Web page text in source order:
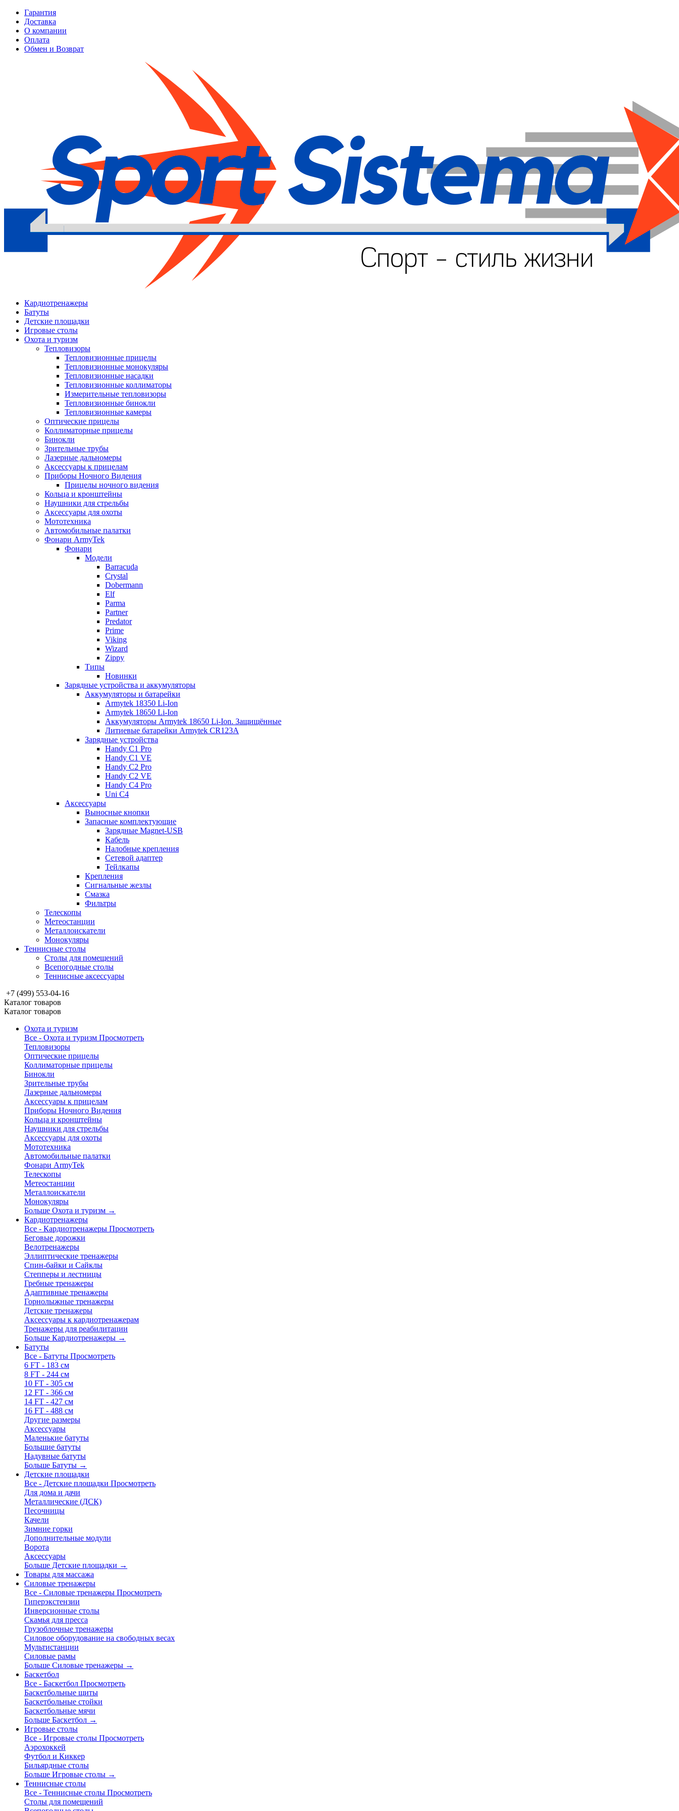
Гарантия
Доставка
О компании
Оплата
Обмен и Возврат
Кардиотренажеры
Батуты
Детские площадки
Игровые столы
Охота и туризм
Тепловизоры
Тепловизионные прицелы
Тепловизионные монокуляры
Тепловизионные насадки
Тепловизионные коллиматоры
Измерительные тепловизоры
Тепловизионные бинокли
Тепловизионные камеры
Оптические прицелы
Коллиматорные прицелы
Бинокли
Зрительные трубы
Лазерные дальномеры
Аксессуары к прицелам
Приборы Ночного Видения
Прицелы ночного видения
Кольца и кронштейны
Наушники для стрельбы
Аксессуары для охоты
Мототехника
Автомобильные палатки
Фонари ArmyTek
Фонари
Модели
Barracuda
Crystal
Dobermann
Elf
Parma
Partner
Predator
Prime
Viking
Wizard
Zippy
Типы
Новинки
Зарядные устройства и аккумуляторы
Аккумуляторы и батарейки
Armytek 18350 Li-Ion
Armytek 18650 Li-Ion
Аккумуляторы Armytek 18650 Li-Ion. Защищённые
Литиевые батарейки Armytek CR123A
Зарядные устройства
Handy C1 Pro
Handy C1 VE
Handy C2 Pro
Handy C2 VE
Handy C4 Pro
Uni C4
Аксессуары
Выносные кнопки
Запасные комплектующие
Зарядные Magnet-USB
Кабель
Налобные крепления
Сетевой адаптер
Тейлкапы
Крепления
Сигнальные жезлы
Смазка
Фильтры
Телескопы
Метеостанции
Металлоискатели
Монокуляры
Теннисные столы
Столы для помещений
Всепогодные столы
Теннисные аксессуары
+7 (499) 553-04-16
Каталог товаров
Каталог товаров
Охота и туризм
Все - Охота и туризм Просмотреть
Тепловизоры
Оптические прицелы
Коллиматорные прицелы
Бинокли
Зрительные трубы
Лазерные дальномеры
Аксессуары к прицелам
Приборы Ночного Видения
Кольца и кронштейны
Наушники для стрельбы
Аксессуары для охоты
Мототехника
Автомобильные палатки
Фонари ArmyTek
Телескопы
Метеостанции
Металлоискатели
Монокуляры
Больше Охота и туризм →
Кардиотренажеры
Все - Кардиотренажеры Просмотреть
Беговые дорожки
Велотренажеры
Эллиптические тренажеры
Спин-байки и Сайклы
Степперы и лестницы
Гребные тренажеры
Адаптивные тренажеры
Горнолыжные тренажеры
Детские тренажеры
Аксессуары к кардиотренажерам
Тренажеры для реабилитации
Больше Кардиотренажеры →
Батуты
Все - Батуты Просмотреть
6 FT - 183 см
8 FT - 244 см
10 FT - 305 см
12 FT - 366 см
14 FT - 427 см
16 FT - 488 см
Другие размеры
Аксессуары
Маленькие батуты
Большие батуты
Надувные батуты
Больше Батуты →
Детские площадки
Все - Детские площадки Просмотреть
Для дома и дачи
Металлические (ДСК)
Песочницы
Качели
Зимние горки
Дополнительные модули
Ворота
Аксессуары
Больше Детские площадки →
Товары для массажа
Силовые тренажеры
Все - Силовые тренажеры Просмотреть
Гиперэкстензии
Инверсионные столы
Скамья для пресса
Грузоблочные тренажеры
Силовое оборудование на свободных весах
Мультистанции
Силовые рамы
Больше Силовые тренажеры →
Баскетбол
Все - Баскетбол Просмотреть
Баскетбольные щиты
Баскетбольные стойки
Баскетбольные мячи
Больше Баскетбол →
Игровые столы
Все - Игровые столы Просмотреть
Аэрохоккей
Футбол и Киккер
Бильярдные столы
Больше Игровые столы →
Теннисные столы
Все - Теннисные столы Просмотреть
Столы для помещений